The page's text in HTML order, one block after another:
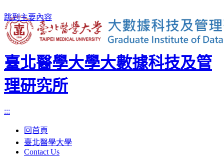
跳到主要內容
臺北醫學大學大數據科技及管
理研究所
:::
回首頁
臺北醫學大學
Contact Us